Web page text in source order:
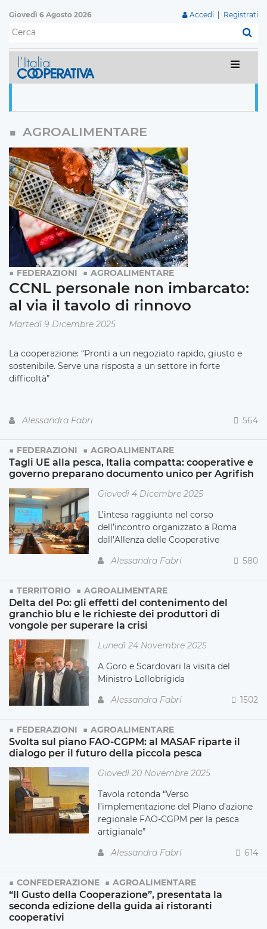
Giovedì 6 Agosto 2026 Accedi Registrati
AGROALIMENTARE
FEDERAZIONI AGROALIMENTARE
CCNL personale non imbarcato:
al via il tavolo di rinnovo
Martedì 9 Dicembre 2025
La cooperazione: “Pronti a un negoziato rapido, giusto e
sostenibile. Serve una risposta a un settore in forte
difficoltà”
Alessandra Fabri 564
FEDERAZIONI AGROALIMENTARE
Tagli UE alla pesca, Italia compatta: cooperative e
governo preparano documento unico per Agrifish
Giovedì 4 Dicembre 2025
L’intesa raggiunta nel corso
dell’incontro organizzato a Roma
dall’Allenza delle Cooperative
Alessandra Fabri
580
TERRITORIO AGROALIMENTARE
Delta del Po: gli effetti del contenimento del
granchio blu e le richieste dei produttori di
vongole per superare la crisi
Lunedì 24 Novembre 2025
A Goro e Scardovari la visita del
Ministro Lollobrigida
Alessandra Fabri
1502
FEDERAZIONI AGROALIMENTARE
Svolta sul piano FAO-CGPM: al MASAF riparte il
dialogo per il futuro della piccola pesca
Giovedì 20 Novembre 2025
Tavola rotonda “Verso
l’implementazione del Piano d’azione
regionale FAO-CGPM per la pesca
artigianale”
Alessandra Fabri
614
CONFEDERAZIONE AGROALIMENTARE
“Il Gusto della Cooperazione”, presentata la
seconda edizione della guida ai ristoranti
cooperativi